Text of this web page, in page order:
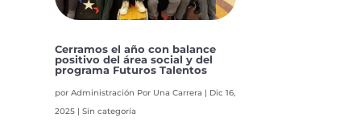
Cerramos el año con balance
positivo del área social y del
programa Futuros Talentos
porAdministración Por Una Carrera | Dic 16,
2025 |Sin categoría